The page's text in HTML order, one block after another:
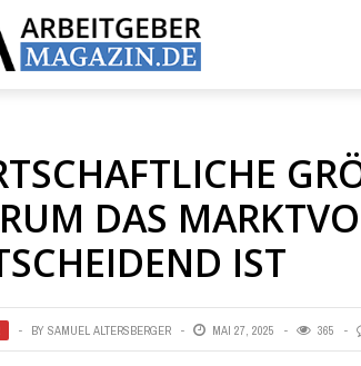
DAS
IST
BY SAMUEL ALTERSBERGER MAI 27, 2025 365